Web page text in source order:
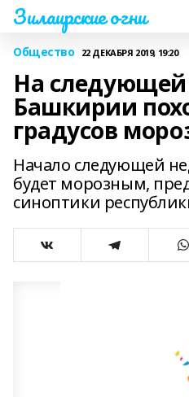
Зилаирские огни
Общество 22 ДЕКАБРЯ 2019, 19:20
На следующей
Башкирии
градусов
Начало следующей
будет морозным,
синоптики